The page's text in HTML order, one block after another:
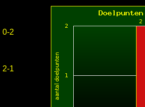
0-2
2-1